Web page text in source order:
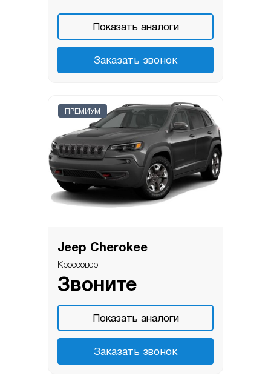
Показать аналоги
Заказать звонок
ПРЕМИУМ
Jeep Cherokee
Кроссовер
Звоните
Показать аналоги
Заказать звонок